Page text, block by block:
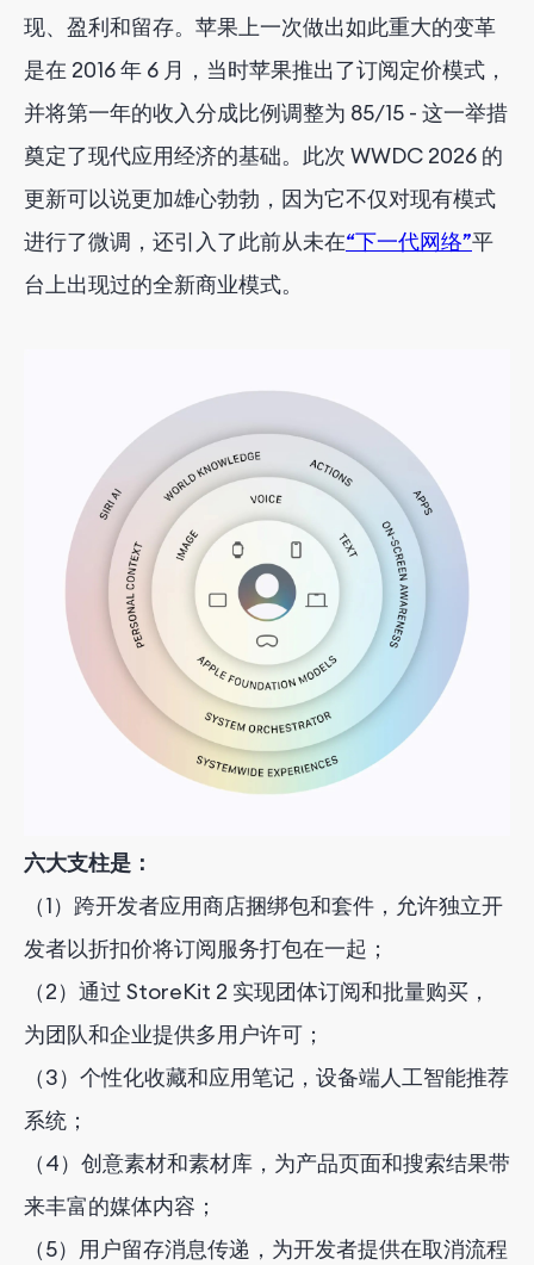
现、盈利和留存。苹果上一次做出如此重大的变革
是在 2016 年 6 月，当时苹果推出了订阅定价模式，
并将第一年的收入分成比例调整为 85/15 - 这一举措
奠定了现代应用经济的基础。此次 WWDC 2026 的
更新可以说更加雄心勃勃，因为它不仅对现有模式
进行了微调，还引入了此前从未在“下一代网络”平
台上出现过的全新商业模式。
六大支柱是：
（1）跨开发者应用商店捆绑包和套件，允许独立开
发者以折扣价将订阅服务打包在一起；
（2）通过 StoreKit 2 实现团体订阅和批量购买，
为团队和企业提供多用户许可；
（3）个性化收藏和应用笔记，设备端人工智能推荐
系统；
（4）创意素材和素材库，为产品页面和搜索结果带
来丰富的媒体内容；
（5）用户留存消息传递，为开发者提供在取消流程